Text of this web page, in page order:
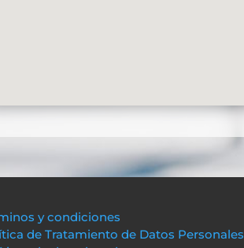
y condiciones
de Tratamiento de Datos Personales